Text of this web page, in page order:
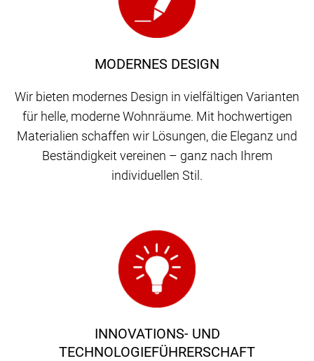
MODERNES DESIGN
Wir bieten modernes Design in vielfältigen Varianten
für helle, moderne Wohnräume. Mit hochwertigen
Materialien schaffen wir Lösungen, die Eleganz und
Beständigkeit vereinen – ganz nach Ihrem
individuellen Stil.
INNOVATIONS- UND
TECHNOLOGIEFÜHRERSCHAFT